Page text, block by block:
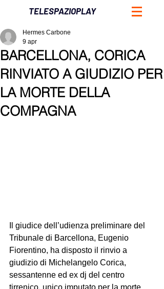
TELESPAZIOPLAY
BARCELLONA, CORICA
RINVIATO A GIUDIZIO PER
LA MORTE DELLA
COMPAGNA
Hermes Carbone
9 apr
Il giudice dell’udienza preliminare del
Tribunale di Barcellona, Eugenio
Fiorentino, ha disposto il rinvio a
giudizio di Michelangelo Corica,
sessantenne ed ex dj del centro
tirrenico, unico imputato per la morte